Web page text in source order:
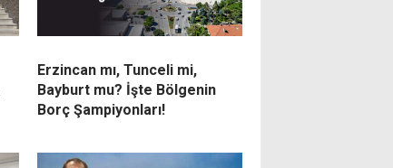
Erzincan mı, Tunceli mi,
Bayburt mu? İşte Bölgenin
Borç Şampiyonları!